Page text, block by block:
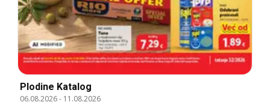
Plodine Katalog
06.08.2026- 11.08.2026